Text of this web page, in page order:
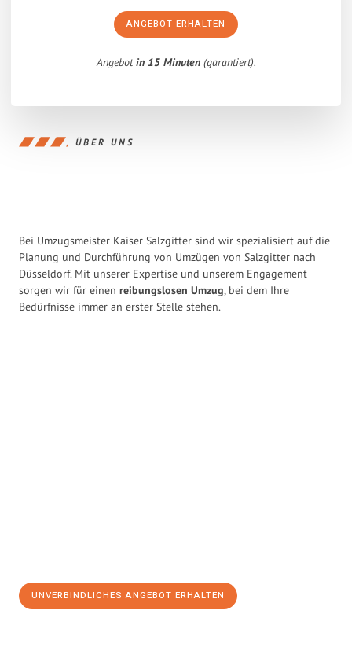
ANGEBOT ERHALTEN
Angebotin 15 Minuten(garantiert).
ÜBER UNS
Bei Umzugsmeister Kaiser Salzgitter sind wir spezialisiert auf die
Planung und Durchführung von Umzügen von Salzgitter nach
Düsseldorf. Mit unserer Expertise und unserem Engagement
sorgen wir für einen reibungslosen Umzug, bei dem Ihre
Bedürfnisse immer an erster Stelle stehen.
UNVERBINDLICHES ANGEBOT ERHALTEN